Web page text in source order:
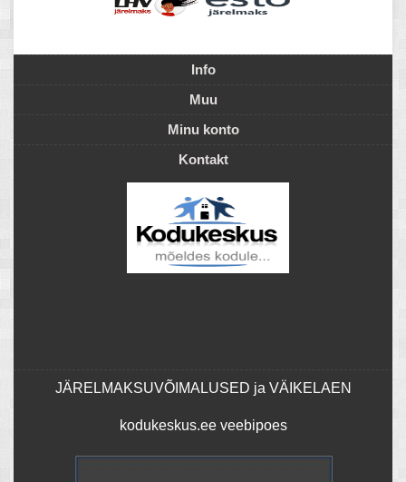
Info
Muu
Minu konto
Kontakt
JÄRELMAKSUVÕIMALUSED ja VÄIKELAEN
kodukeskus.ee veebipoes